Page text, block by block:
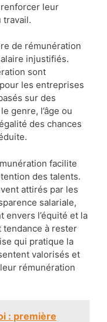
leur
travail.
de rémunération
injustifiés.
sont
les entreprises
sur des
genre, l’âge ou
des chances
facilite
des talents.
attirés par les
salariale,
envers l’équité et la
tendance à rester
qui pratique la
valorisés et
rémunération
: première